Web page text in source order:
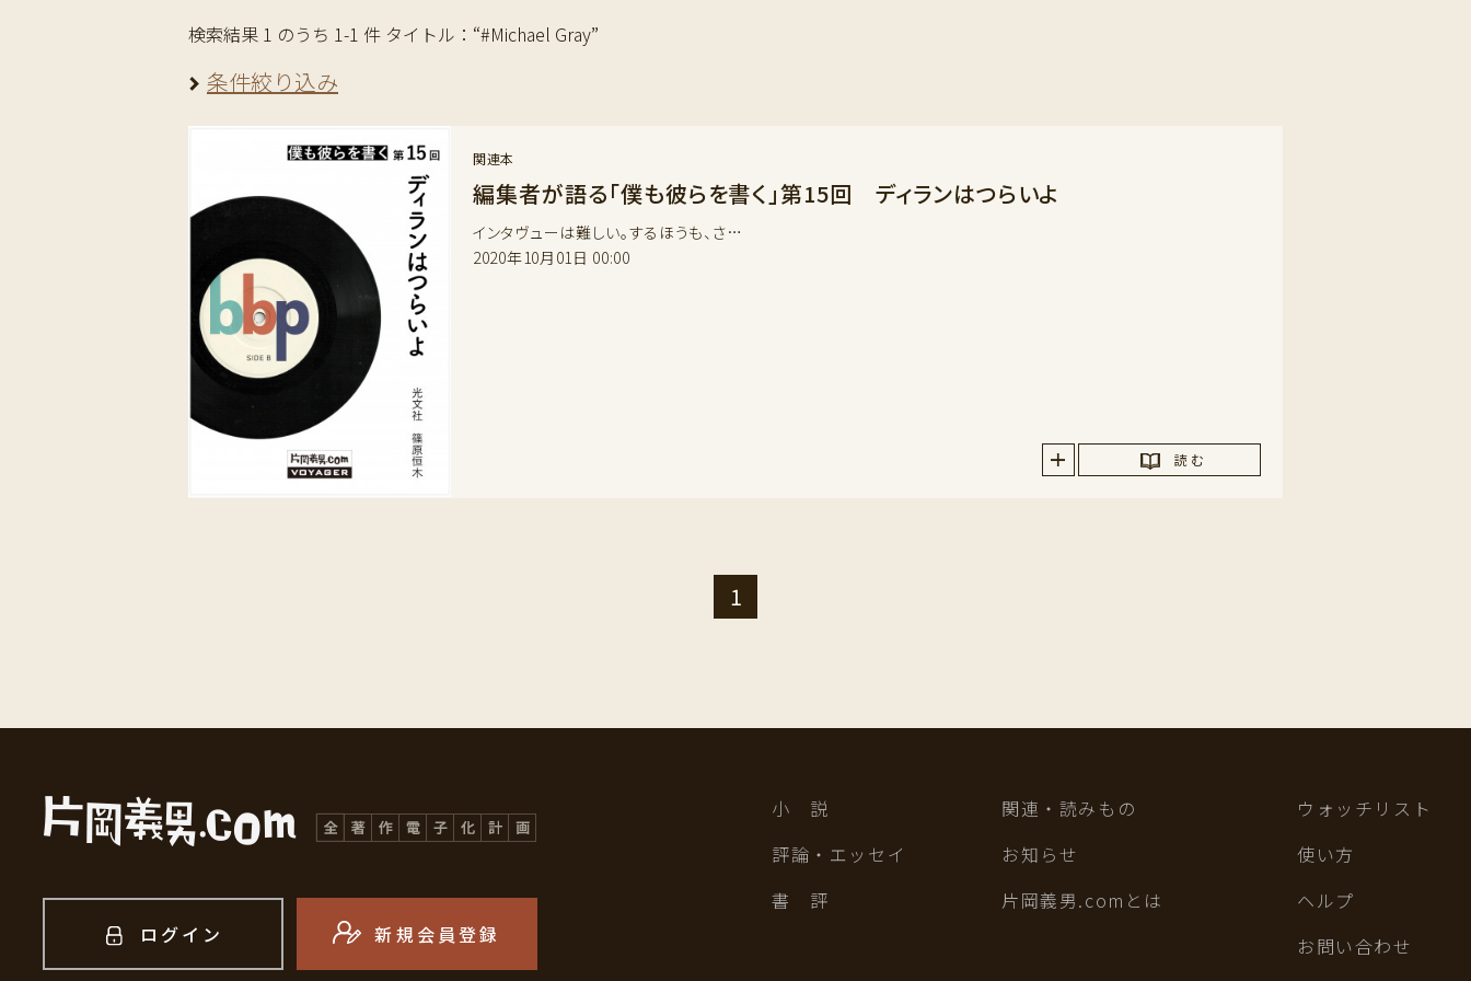
検索結果 1 のうち 1-1 件 タイトル：“#Michael Gray”
条件絞り込み
関連本
編集者が語る「僕も彼らを書く」第15回 ディランはつらいよ
インタヴューは難しい。するほうも、さ…
2020年10月01日 00:00
読 む
1
ログイン 新規会員登録
小 説
評論・エッセイ
書 評
関連・読みもの
お知らせ
片岡義男.comとは
ウォッチリスト
使い方
ヘルプ
お問い合わせ